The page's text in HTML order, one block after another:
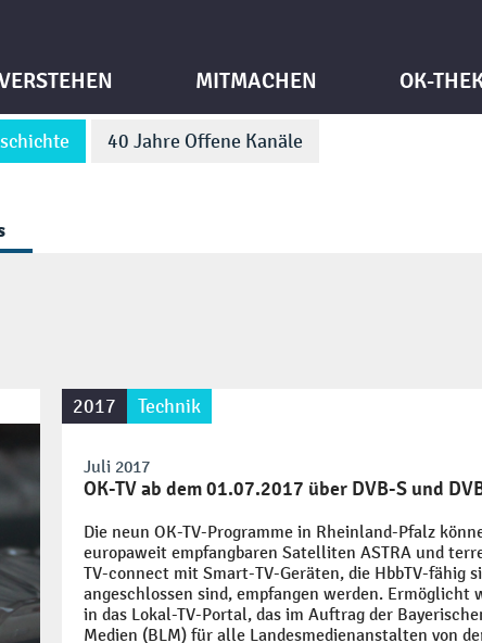
40 Jahre Offene Kanäle
MITMACHEN OK-
2017 Technik
Juli 2017
OK-TV ab dem 01.07.2017 über DVB-S und
Die neun OK-TV-Programme in Rheinland-Pfalz
europaweit empfangbaren Satelliten ASTRA und
TV-connect mit Smart-TV-Geräten, die HbbTV-fähig
angeschlossen sind, empfangen werden. Ermöglicht
in das Lokal-TV-Portal, das im Auftrag der
Medien (BLM) für alle Landesmedienanstalten von